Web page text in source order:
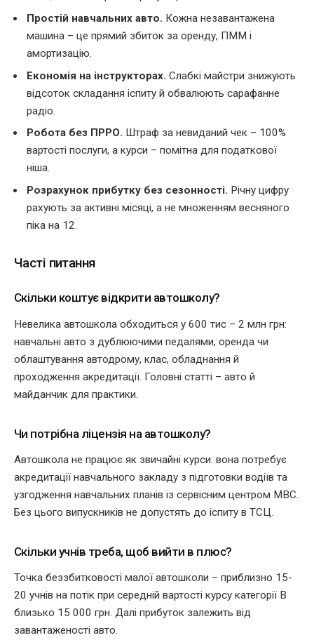
Простій навчальних авто. Кожна незавантажена
машина – це прямий збиток за оренду, ПММ і
амортизацію.
Економія на інструкторах. Слабкі майстри знижують
відсоток складання іспиту й обвалюють сарафанне
радіо.
Робота без ПРРО. Штраф за невиданий чек – 100%
вартості послуги, а курси – помітна для податкової
ніша.
Розрахунок прибутку без сезонності. Річну цифру
рахують за активні місяці, а не множенням весняного
піка на 12.
Часті питання
Скільки коштує відкрити автошколу?
Невелика автошкола обходиться у 600 тис – 2 млн грн:
навчальні авто з дублюючими педалями, оренда чи
облаштування автодрому, клас, обладнання й
проходження акредитації. Головні статті – авто й
майданчик для практики.
Чи потрібна ліцензія на автошколу?
Автошкола не працює як звичайні курси: вона потребує
акредитації навчального закладу з підготовки водіїв та
узгодження навчальних планів із сервісним центром МВС.
Без цього випускників не допустять до іспиту в ТСЦ.
Скільки учнів треба, щоб вийти в плюс?
Точка беззбитковості малої автошколи – приблизно 15-
20 учнів на потік при середній вартості курсу категорії B
близько 15 000 грн. Далі прибуток залежить від
завантаженості авто.